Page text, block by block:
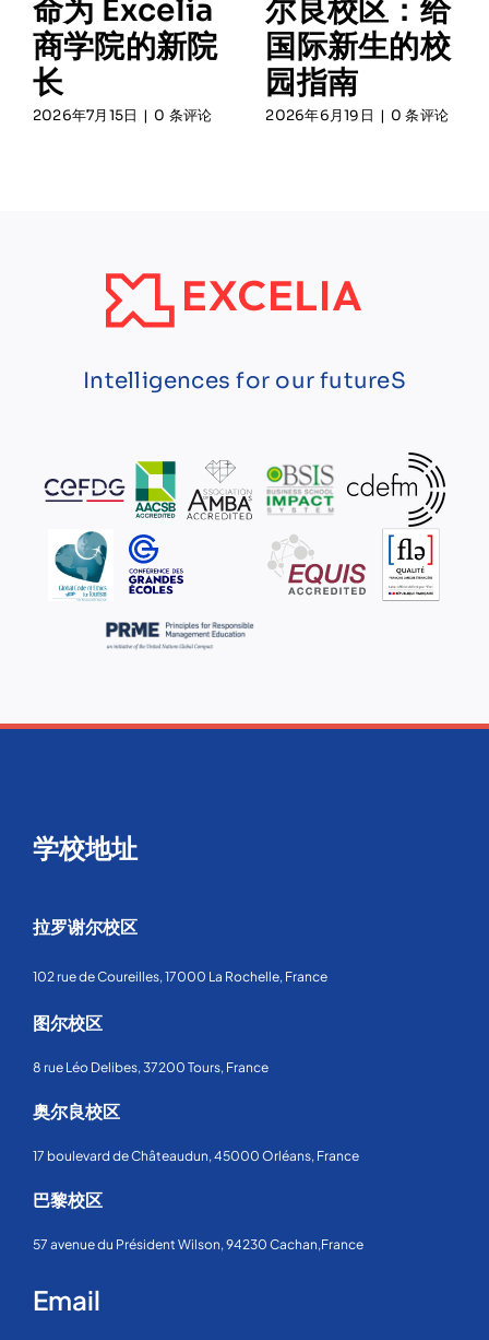
命为 Excelia
商学院的新院
长
2026年7月15日 | 0 条评论
尔良校区：给
国际新生的校
园指南
2026年6月19日 | 0 条评论
Intelligences for our futureS
学校地址
拉罗谢尔校区
102 rue de Coureilles, 17000 La Rochelle, France
图尔校区
8 rue Léo Delibes, 37200 Tours, France
奥尔良校区
17 boulevard de Châteaudun, 45000 Orléans, France
巴黎校区
57 avenue du Président Wilson, 94230 Cachan,France
Email